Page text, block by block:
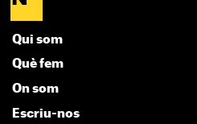
Qui som
Què fem
On som
Escriu-nos